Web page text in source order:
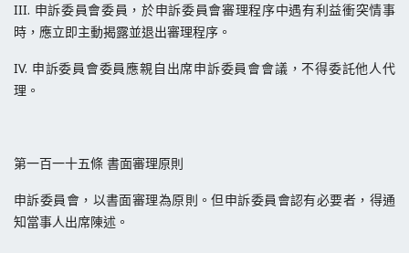
III. 申訴委員會委員，於申訴委員會審理程序中遇有利益衝突情事
時，應立即主動揭露並退出審理程序。
IV. 申訴委員會委員應親自出席申訴委員會會議，不得委託他人代
理。
第一百一十五條 書面審理原則
申訴委員會，以書面審理為原則。但申訴委員會認有必要者，得通
知當事人出席陳述。